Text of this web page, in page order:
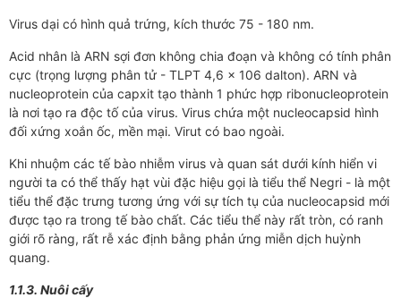
Virus dại có hình quả trứng, kích thước 75 - 180 nm.
Acid nhân là ARN sợi đơn không chia đoạn và không có tính phân
cực (trọng lượng phân tử - TLPT 4,6 x 106 dalton). ARN và
nucleoprotein của capxit tạo thành 1 phức hợp ribonucleoprotein
là nơi tạo ra độc tố của virus. Virus chứa một nucleocapsid hình
đối xứng xoắn ốc, mền mại. Virut có bao ngoài.
Khi nhuộm các tế bào nhiễm virus và quan sát dưới kính hiển vi
người ta có thể thấy hạt vùi đặc hiệu gọi là tiểu thể Negri - là một
tiểu thể đặc trưng tương ứng với sự tích tụ của nucleocapsid mới
được tạo ra trong tế bào chất. Các tiểu thể này rất tròn, có ranh
giới rõ ràng, rất rễ xác định bằng phản ứng miễn dịch huỳnh
quang.
1.1.3. Nuôi cấy